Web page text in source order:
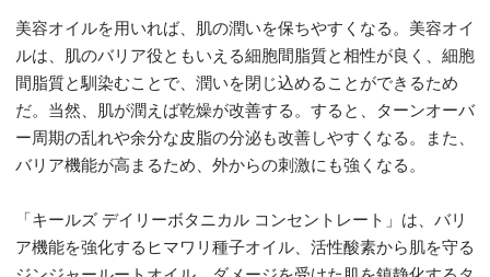
美容オイルを用いれば、肌の潤いを保ちやすくなる。美容オイ
ルは、肌のバリア役ともいえる細胞間脂質と相性が良く、細胞
間脂質と馴染むことで、潤いを閉じ込めることができるため
だ。当然、肌が潤えば乾燥が改善する。すると、ターンオーバ
ー周期の乱れや余分な皮脂の分泌も改善しやすくなる。また、
バリア機能が高まるため、外からの刺激にも強くなる。
「キールズ デイリーボタニカル コンセントレート」は、バリ
ア機能を強化するヒマワリ種子オイル、活性酸素から肌を守る